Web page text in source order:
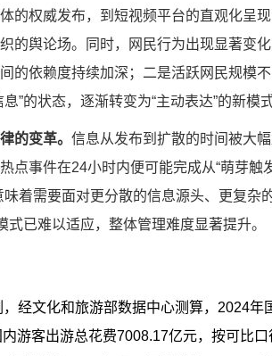
的权威发布，到短视频平台的直观化呈
的舆论场。同时，网民行为出现显著变
的依赖度持续加深；二是活跃网民规模
”的状态，逐渐转变为“主动表达”的新模式
的变革。信息从发布到扩散的时间被大
点事件在24小时内便可能完成从“萌芽
着需要面对更分散的信息源头、更复杂
已难以适应，整体管理难度显著提升。
经文化和旅游部数据中心测算，2024年
游客出游总花费7008.17亿元，按可比口